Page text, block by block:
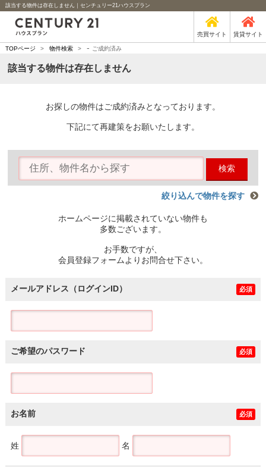
該当する物件は存在しません｜センチュリー21ハウスプラン
売買サイト 賃貸サイト
TOPページ > 物件検索 > - ご成約済み
該当する物件は存在しません
お探しの物件はご成約済みとなっております。
下記にて再建策をお願いたします。
検索
絞り込んで物件を探す
ホームページに掲載されていない物件も
多数ございます。
お手数ですが、
会員登録フォームよりお問合せ下さい。
メールアドレス（ログインID） 必須
ご希望のパスワード 必須
お名前 必須
姓 名